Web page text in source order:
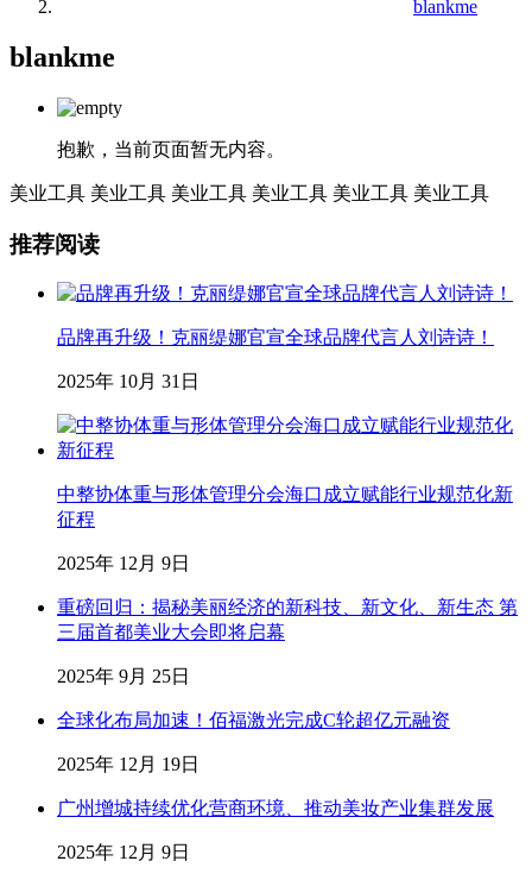
blankme
blankme
抱歉，当前页面暂无内容。
美业工具 美业工具 美业工具 美业工具 美业工具 美业工具
推荐阅读
品牌再升级！克丽缇娜官宣全球品牌代言人刘诗诗！
2025年 10月 31日
中整协体重与形体管理分会海口成立赋能行业规范化新
征程
2025年 12月 9日
重磅回归：揭秘美丽经济的新科技、新文化、新生态 第
三届首都美业大会即将启幕
2025年 9月 25日
全球化布局加速！佰福激光完成C轮超亿元融资
2025年 12月 19日
广州增城持续优化营商环境、推动美妆产业集群发展
2025年 12月 9日